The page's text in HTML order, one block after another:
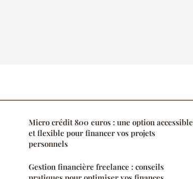
Micro crédit 800 euros : une option accessible
et flexible pour financer vos projets
personnels
Gestion financière freelance : conseils